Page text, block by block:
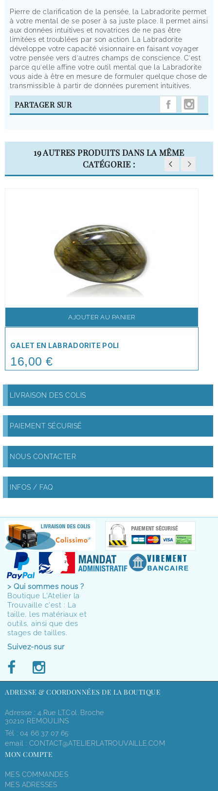
Pierre de clarification de la pensée, la Labradorite permet
à votre mental de se poser à sa juste place. Il permet ainsi
aux données intuitives et novatrices de ne pas être
limitées et troublées par son action. La Labradorite
développe votre capacité visionnaire en faisant voyager
votre pensée vers d'autres champs de conscience. C'est
parce qu'elle affine votre outil mental que la Labradorite
vous aide à être en mesure de formuler quelque chose de
transmissible à partir de données purement intuitives.
PARTAGER SUR
19 AUTRES PRODUITS DANS LA MÊME
CATÉGORIE :
AJOUTER AU PANIER
GALET EN LABRADORITE POLI
Price
16,00 €
LIVRAISON DES COLIS
PAIEMENT SÉCURISÉ
NOUS CONTACTER
INFOS / FAQ
> Qui sommes nous ?
Boutique L'Atelier la
Trouvaille c'est : La
taille, les matériaux et
outils, ainsi que des
stages de tailles.
Suivez-nous sur
ADRESSE & COORDONNÉES DE LA BOUTIQUE
Adresse : 4,rue LT.Col. Broche
30210 REMOULINS
Tél : 04 66 37 07 65
email : CONTACT@ATELIERLATROUVAILLE.COM
MON COMPTE
MES COMMANDES
MES ADRESSES